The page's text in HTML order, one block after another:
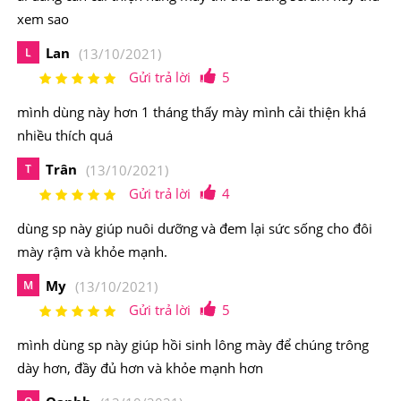
xem sao
L Lan (13/10/2021)
Gửi trả lời
5
mình dùng này hơn 1 tháng thấy mày mình cải thiện khá
nhiều thích quá
T Trân (13/10/2021)
Gửi trả lời
4
dùng sp này giúp nuôi dưỡng và đem lại sức sống cho đôi
mày rậm và khỏe mạnh.
M My (13/10/2021)
Gửi trả lời
5
mình dùng sp này giúp hồi sinh lông mày để chúng trông
dày hơn, đầy đủ hơn và khỏe mạnh hơn